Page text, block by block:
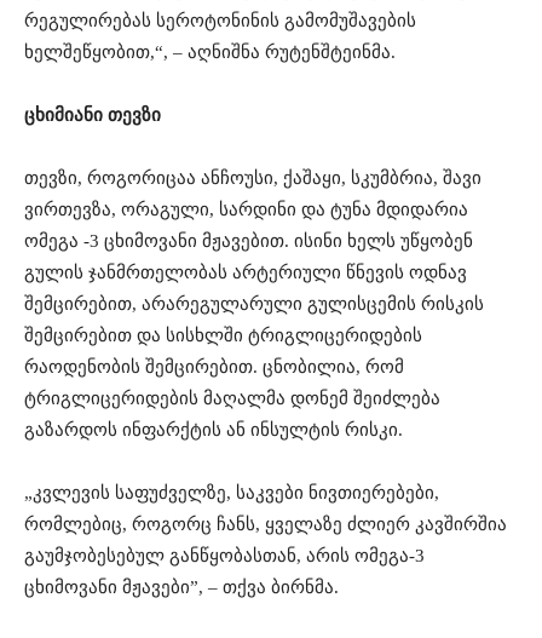
რეგულირებას სეროტონინის გამომუშავების
ხელშეწყობით,“, – აღნიშნა რუტენშტეინმა.
ცხიმიანი თევზი
თევზი, როგორიცაა ანჩოუსი, ქაშაყი, სკუმბრია, შავი
ვირთევზა, ორაგული, სარდინი და ტუნა მდიდარია
ომეგა -3 ცხიმოვანი მჟავებით. ისინი ხელს უწყობენ
გულის ჯანმრთელობას არტერიული წნევის ოდნავ
შემცირებით, არარეგულარული გულისცემის რისკის
შემცირებით და სისხლში ტრიგლიცერიდების
რაოდენობის შემცირებით. ცნობილია, რომ
ტრიგლიცერიდების მაღალმა დონემ შეიძლება
გაზარდოს ინფარქტის ან ინსულტის რისკი.
„კვლევის საფუძველზე, საკვები ნივთიერებები,
რომლებიც, როგორც ჩანს, ყველაზე ძლიერ კავშირშია
გაუმჯობესებულ განწყობასთან, არის ომეგა-3
ცხიმოვანი მჟავები”, – თქვა ბირნმა.